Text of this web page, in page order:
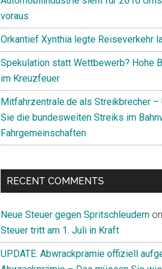
voraus
Orkantief Xynthia legte Reiseverkehr
Spekulation statt Wettbewerb? Hohe
im Kreuzfeuer
Mitfahrzentrale.de als Streikbrecher –
Sie die bundesweiten Streiks im
Fahrgemeinschaften
RECENT COMMENTS
Neue Steuer gegen Spritschleudern on
Steuer tritt am 1. Juli in Kraft
UPDATE: Abwrackprämie offiziell